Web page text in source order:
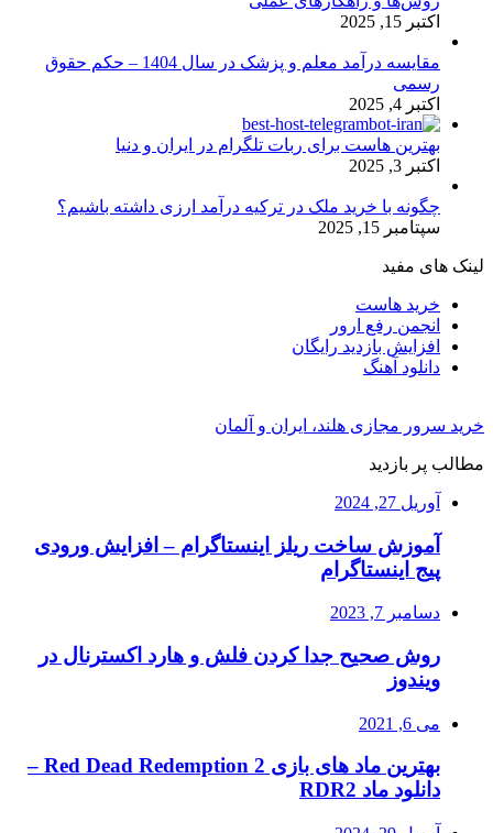
اکتبر 15, 2025
مقایسه درآمد معلم و پزشک در سال 1404 – حکم حقوق
رسمی
اکتبر 4, 2025
بهترین هاست برای ربات تلگرام در ایران و دنیا
اکتبر 3, 2025
چگونه با خرید ملک در ترکیه درآمد ارزی داشته باشیم؟
سپتامبر 15, 2025
لینک های مفید
خرید هاست
انجمن رفع ارور
افزایش بازدید رایگان
دانلود آهنگ
خرید سرور مجازی هلند، ایران و آلمان
مطالب پر بازدید
آوریل 27, 2024
آموزش ساخت ریلز اینستاگرام – افزایش ورودی
پیج اینستاگرام
دسامبر 7, 2023
روش صحیح جدا کردن فلش و هارد اکسترنال در
ویندوز
می 6, 2021
بهترین ماد های بازی Red Dead Redemption 2 –
دانلود ماد RDR2